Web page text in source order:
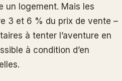
un logement. Mais les
3 et 6 % du prix de vente –
à tenter l’aventure en
à condition d’en